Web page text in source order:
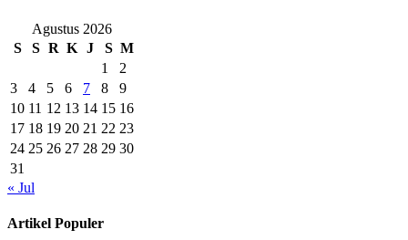
Agustus 2026
S
S R K J S M
1
2
3
4 5 6 7 8
9
10 11 12 13 14 15 16
17 18 19 20 21 22 23
24 25 26 27 28 29 30
31
« Jul
Artikel Populer